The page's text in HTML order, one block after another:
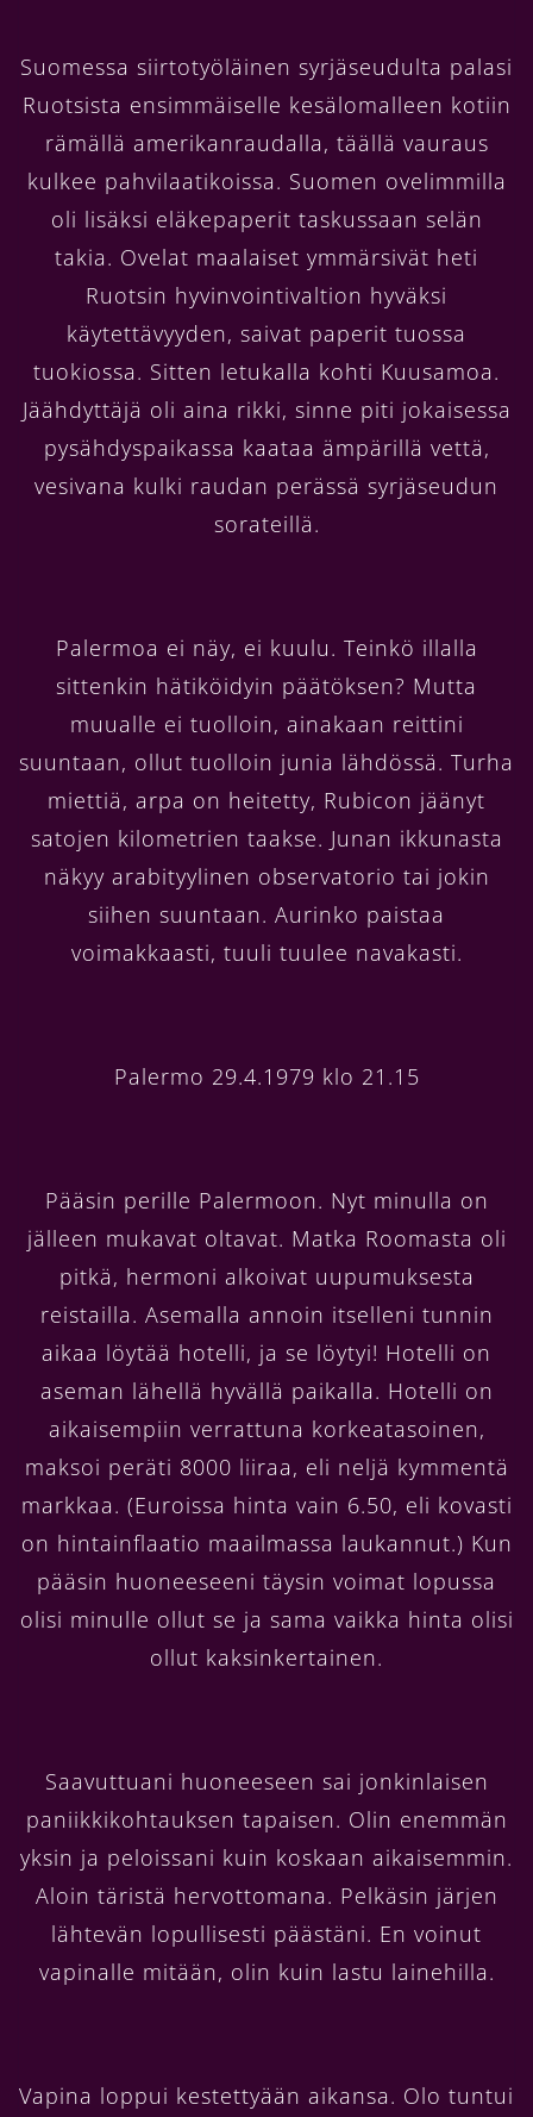
Suomessa siirtotyöläinen syrjäseudulta palasi
Ruotsista ensimmäiselle kesälomalleen kotiin
rämällä amerikanraudalla, täällä vauraus
kulkee pahvilaatikoissa. Suomen ovelimmilla
oli lisäksi eläkepaperit taskussaan selän
takia. Ovelat maalaiset ymmärsivät heti
Ruotsin hyvinvointivaltion hyväksi
käytettävyyden, saivat paperit tuossa
tuokiossa. Sitten letukalla kohti Kuusamoa.
Jäähdyttäjä oli aina rikki, sinne piti jokaisessa
pysähdyspaikassa kaataa ämpärillä vettä,
vesivana kulki raudan perässä syrjäseudun
sorateillä.
Palermoa ei näy, ei kuulu. Teinkö illalla
sittenkin hätiköidyin päätöksen? Mutta
muualle ei tuolloin, ainakaan reittini
suuntaan, ollut tuolloin junia lähdössä. Turha
miettiä, arpa on heitetty, Rubicon jäänyt
satojen kilometrien taakse. Junan ikkunasta
näkyy arabityylinen observatorio tai jokin
siihen suuntaan. Aurinko paistaa
voimakkaasti, tuuli tuulee navakasti.
Palermo 29.4.1979 klo 21.15
Pääsin perille Palermoon. Nyt minulla on
jälleen mukavat oltavat. Matka Roomasta oli
pitkä, hermoni alkoivat uupumuksesta
reistailla. Asemalla annoin itselleni tunnin
aikaa löytää hotelli, ja se löytyi! Hotelli on
aseman lähellä hyvällä paikalla. Hotelli on
aikaisempiin verrattuna korkeatasoinen,
maksoi peräti 8000 liiraa, eli neljä kymmentä
markkaa. (Euroissa hinta vain 6.50, eli kovasti
on hintainflaatio maailmassa laukannut.) Kun
pääsin huoneeseeni täysin voimat lopussa
olisi minulle ollut se ja sama vaikka hinta olisi
ollut kaksinkertainen.
Saavuttuani huoneeseen sai jonkinlaisen
paniikkikohtauksen tapaisen. Olin enemmän
yksin ja peloissani kuin koskaan aikaisemmin.
Aloin täristä hervottomana. Pelkäsin järjen
lähtevän lopullisesti päästäni. En voinut
vapinalle mitään, olin kuin lastu lainehilla.
Vapina loppui kestettyään aikansa. Olo tuntui